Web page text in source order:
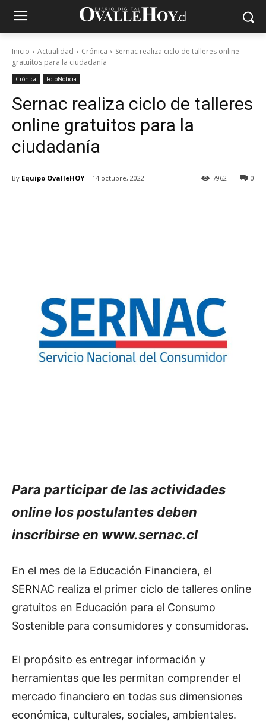
Inicio Actualidad Crónica
Sernac realiza ciclo de talleres online
gratuitos para la ciudadanía
Crónica FotoNoticia
Sernac realiza ciclo de talleres
online gratuitos para la
ciudadanía
By Equipo OvalleHOY 14 octubre, 2022 0
7962
Para participar de las actividades
online los postulantes deben
inscribirse en www.sernac.cl
En el mes de la Educación Financiera, el
SERNAC realiza el primer ciclo de talleres online
gratuitos en Educación para el Consumo
Sostenible para consumidores y consumidoras.
El propósito es entregar información y
herramientas que les permitan comprender el
mercado financiero en todas sus dimensiones
económica, culturales, sociales, ambientales.